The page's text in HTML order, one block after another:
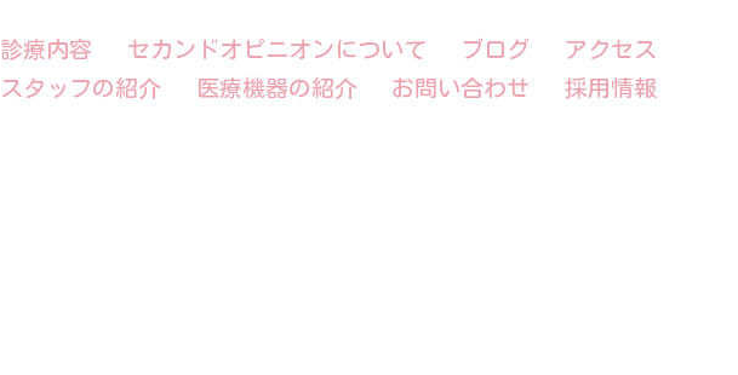
診療内容 セカンドオピニオンについて ブログ
アクセス
スタッフの紹介
医療機器の紹介 お問い合わせ 採用情報